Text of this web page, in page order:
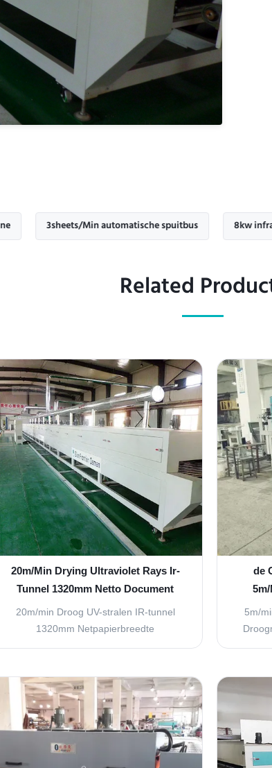
3sheets/Min automatische spuitbus 8kw infrarode
Related
20m/Min Drying Ultraviolet Rays Ir-
Tunnel 1320mm Netto Document
Breedte
20m/min Droog UV-stralen IR-tunnel
1320mm Netpapierbreedte
ontworpen voor efficiënte drogen en
niveleringstoepassingen met
geavanceerde besturingssystemen en
veiligheidskenmerken. Technische
specificaties - Nee, dat is niet waar.
de
5m/
breed
schil